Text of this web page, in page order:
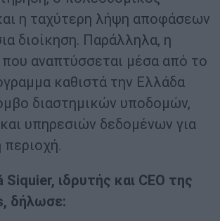
η ταχύτερη λήψη αποφάσεων
διοίκηση. Παράλληλα, η
αναπτύσσεται μέσα από το
καθιστά την Ελλάδα
διαστημικών υποδομών,
υπηρεσιών δεδομένων για
περιοχή.
ιδρυτής και CEO της
δήλωσε: